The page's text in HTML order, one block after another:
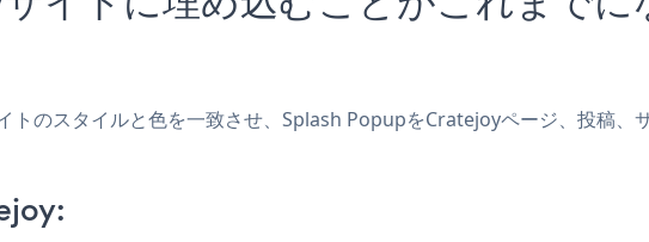
のスタイルと色を一致させ、Splash PopupをCratejoyページ、投稿、